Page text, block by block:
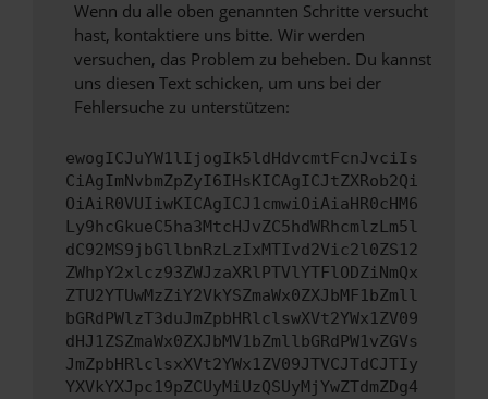
Wenn du alle oben genannten Schritte versucht
hast, kontaktiere uns bitte. Wir werden
versuchen, das Problem zu beheben. Du kannst
uns diesen Text schicken, um uns bei der
Fehlersuche zu unterstützen:
ewogICJuYW1lIjogIk5ldHdvcmtFcnJvciIs
CiAgImNvbmZpZyI6IHsKICAgICJtZXRob2Qi
OiAiR0VUIiwKICAgICJ1cmwiOiAiaHR0cHM6
Ly9hcGkueC5ha3MtcHJvZC5hdWRhcmlzLm5l
dC92MS9jbGllbnRzLzIxMTIvd2Vic2l0ZS12
ZWhpY2xlcz93ZWJzaXRlPTVlYTFlODZiNmQx
ZTU2YTUwMzZiY2VkYSZmaWx0ZXJbMF1bZmll
bGRdPWlzT3duJmZpbHRlclswXVt2YWx1ZV09
dHJ1ZSZmaWx0ZXJbMV1bZmllbGRdPW1vZGVs
JmZpbHRlclsxXVt2YWx1ZV09JTVCJTdCJTIy
YXVkYXJpc19pZCUyMiUzQSUyMjYwZTdmZDg4